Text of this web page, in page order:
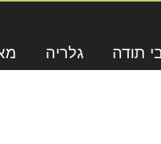
תודה גלריה